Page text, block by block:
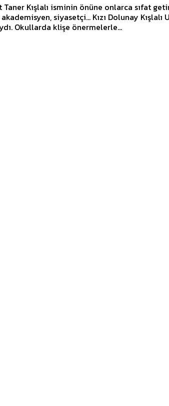
Taner Kışlalı isminin önüne onlarca sıfat
akademisyen, siyasetçi... Kızı Dolunay
Okullarda klişe önermelerle...